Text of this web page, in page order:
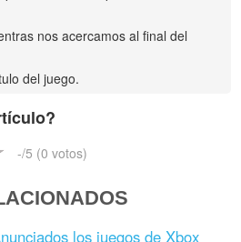
nos acercamos al final del
del juego.
-/5 (0 votos)
los juegos de Xbox